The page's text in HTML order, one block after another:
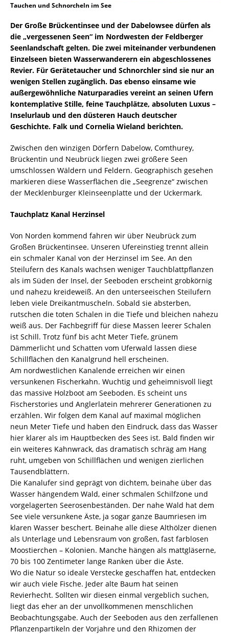
Tauchen und Schnorcheln im See
Der Große Brückentinsee und der Dabelowsee dürfen als
die „vergessenen Seen“ im Nordwesten der Feldberger
Seenlandschaft gelten. Die zwei miteinander verbundenen
Einzelseen bieten Wasserwanderern ein abgeschlossenes
Revier. Für Gerätetaucher und Schnorchler sind sie nur an
wenigen Stellen zugänglich. Das ebenso einsame wie
außergewöhnliche Naturparadies vereint an seinen Ufern
kontemplative Stille, feine Tauchplätze, absoluten Luxus –
Inselurlaub und den düsteren Hauch deutscher
Geschichte. Falk und Cornelia Wieland berichten.
Zwischen den winzigen Dörfern Dabelow, Comthurey,
Brückentin und Neubrück liegen zwei größere Seen
umschlossen Wäldern und Feldern. Geographisch gesehen
markieren diese Wasserflächen die „Seegrenze“ zwischen
der Mecklenburger Kleinseenplatte und der Uckermark.
Tauchplatz Kanal Herzinsel
Von Norden kommend fahren wir über Neubrück zum
Großen Brückentinsee. Unseren Ufereinstieg trennt allein
ein schmaler Kanal von der Herzinsel im See. An den
Steilufern des Kanals wachsen weniger Tauchblattpflanzen
als im Süden der Insel, der Seeboden erscheint grobkörnig
und nahezu kreideweiß. An den unterseeischen Steilufern
leben viele Dreikantmuscheln. Sobald sie absterben,
rutschen die toten Schalen in die Tiefe und bleichen nahezu
weiß aus. Der Fachbegriff für diese Massen leerer Schalen
ist Schill. Trotz fünf bis acht Meter Tiefe, grünem
Dämmerlicht und Schatten vom Uferwald lassen diese
Schillflächen den Kanalgrund hell erscheinen.
Am nordwestlichen Kanalende erreichen wir einen
versunkenen Fischerkahn. Wuchtig und geheimnisvoll liegt
das massive Holzboot am Seeboden. Es scheint uns
Fischerstories und Anglerlatein mehrerer Generationen zu
erzählen. Wir folgen dem Kanal auf maximal möglichen
neun Meter Tiefe und haben den Eindruck, dass das Wasser
hier klarer als im Hauptbecken des Sees ist. Bald finden wir
ein weiteres Kahnwrack, das dramatisch schräg am Hang
ruht, umgeben von Schillflächen und wenigen zierlichen
Tausendblättern.
Die Kanalufer sind geprägt von dichtem, beinahe über das
Wasser hängendem Wald, einer schmalen Schilfzone und
vorgelagerten Seerosenbeständen. Der nahe Wald hat dem
See viele versunkene Äste, ja sogar ganze Baumriesen im
klaren Wasser beschert. Beinahe alle diese Althölzer dienen
als Unterlage und Lebensraum von großen, fast farblosen
Moostierchen – Kolonien. Manche hängen als mattgläserne,
70 bis 100 Zentimeter lange Ranken über die Äste.
Wo die Natur so ideale Verstecke geschaffen hat, entdecken
wir auch viele Fische. Jeder alte Baum hat seinen
Revierhecht. Sollten wir diesen einmal vergeblich suchen,
liegt das eher an der unvollkommenen menschlichen
Beobachtungsgabe. Auch der Seeboden aus den zerfallenen
Pflanzenpartikeln der Vorjahre und den Rhizomen der